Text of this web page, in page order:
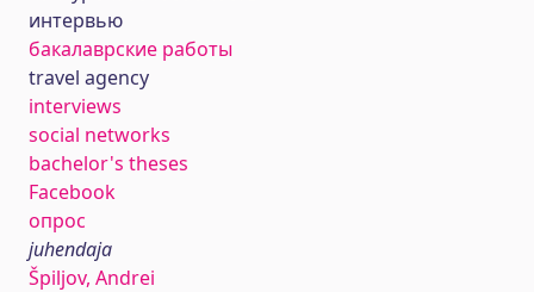
интервью
бакалаврские работы
travel agency
interviews
social networks
bachelor's theses
Facebook
опрос
juhendaja
Špiljov, Andrei